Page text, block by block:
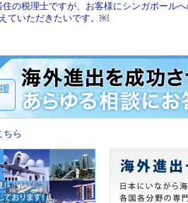
住の税理士ですが、お客様にシンガポール
ていただきたいです。￼
ちら